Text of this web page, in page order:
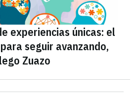
experiencias únicas: el
seguir avanzando,
Zuazo